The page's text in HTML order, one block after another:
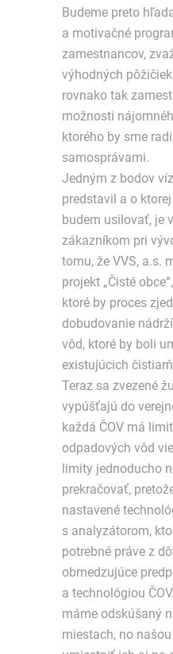
Budeme preto
a motivačné
zamestnancov,
výhodných
rovnako tak
možnosti
ktorého by sme
samosprávami.
Jedným z bodov
predstavil a o
budem usilovať, je
zákazníkom pri
tomu, že VVS, a.s.
projekt „Čisté
ktoré by proces
dobudovanie
vôd, ktoré by boli
existujúcich
Teraz sa zvezené
vypúšťajú do
každá ČOV má
odpadových vôd
limity jednoducho
prekračovať,
nastavené
s analyzátorom,
potrebné práve z
obmedzujúce
a technológiou
máme odskúšaný
miestach, no